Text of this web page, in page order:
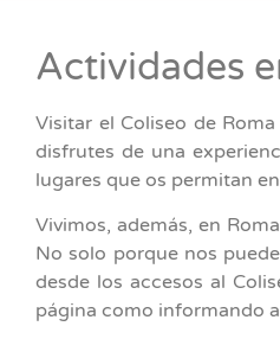
Actividades
Visitar el Coliseo de
disfrutes de una
lugares que os permitan
Vivimos, además, en
No solo porque nos
desde los accesos al
página como informando